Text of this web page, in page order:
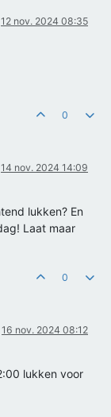
12 nov. 2024 08:35
0
14 nov. 2024 14:09
lukken? En
Laat maar
0
16 nov. 2024 08:12
lukken voor